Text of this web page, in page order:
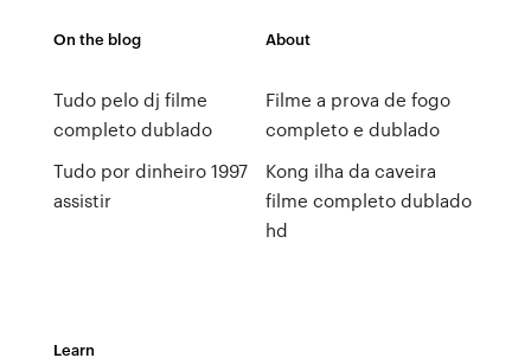
On the blog
Tudo pelo dj filme
completo dublado
Tudo por dinheiro 1997
assistir
About
Filme a prova de fogo
completo e dublado
Kong ilha da caveira
filme completo dublado
hd
Learn